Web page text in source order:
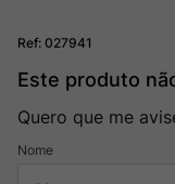
Ref: 027941
Este produto
Quero que me